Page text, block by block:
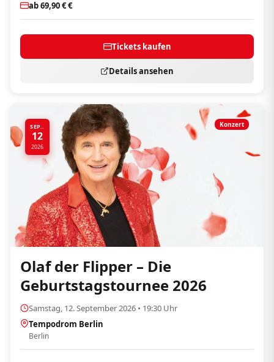
ab 69,90 € €
Tickets kaufen
Details ansehen
SEP..
12
2026
Konzert
Olaf der Flipper – Die
Geburtstagstournee 2026
Samstag, 12. September 2026 • 19:30 Uhr
Tempodrom Berlin
Berlin